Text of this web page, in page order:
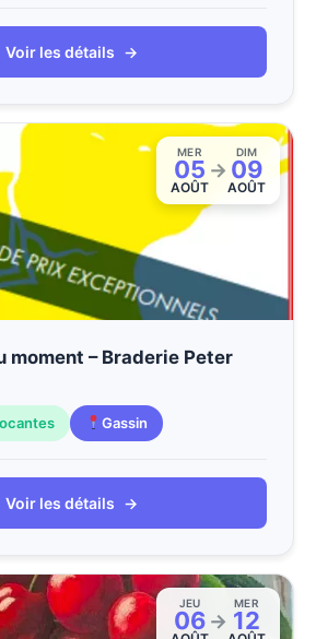
Voir les détails →
MER
05
AOÛT
→
DIM
09
AOÛT
moment – Braderie Peter
Gassin
Voir les détails →
JEU
06 →
MER
12